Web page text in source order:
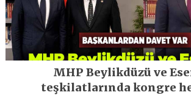
MHP Beylikdüzü ve
teşkilatlarında kongre